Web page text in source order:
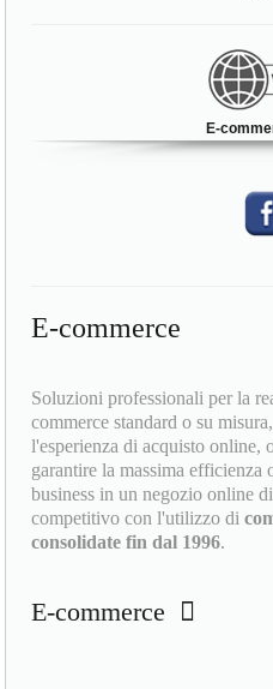
E-
E-commerce
Soluzioni professionali per la
commerce standard o su
l'esperienza di acquisto online,
garantire la massima
business in un negozio online
competitivo con l'utilizzo di
consolidate fin dal 1996.
E-commerce